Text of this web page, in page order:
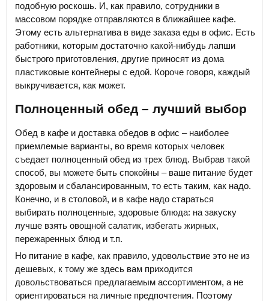
подобную роскошь. И, как правило, сотрудники в
массовом порядке отправляются в ближайшее кафе.
Этому есть альтернатива в виде заказа еды в офис. Есть
работники, которым достаточно какой-нибудь лапши
быстрого приготовления, другие приносят из дома
пластиковые контейнеры с едой. Короче говоря, каждый
выкручивается, как может.
Полноценный обед – лучший выбор
Обед в кафе и доставка обедов в офис – наиболее
приемлемые варианты, во время которых человек
съедает полноценный обед из трех блюд. Выбрав такой
способ, вы можете быть спокойны – ваше питание будет
здоровым и сбалансированным, то есть таким, как надо.
Конечно, и в столовой, и в кафе надо стараться
выбирать полноценные, здоровые блюда: на закуску
лучше взять овощной салатик, избегать жирных,
пережаренных блюд и т.п.
Но питание в кафе, как правило, удовольствие это не из
дешевых, к тому же здесь вам приходится
довольствоваться предлагаемым ассортиментом, а не
ориентироваться на личные предпочтения. Поэтому